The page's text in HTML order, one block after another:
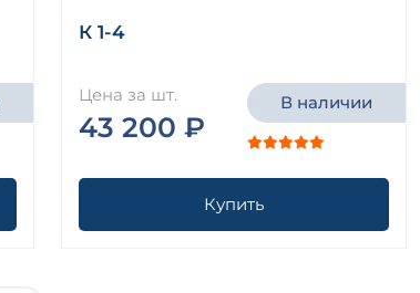
К 1-4
Цена за шт.
43 200 ₽
В наличии
Купить